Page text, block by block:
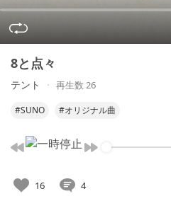
8と点々
テント 再生数 26
#SUNO #オリジナル曲
16 4